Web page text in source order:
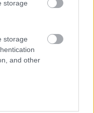
storage
storage
and other
e la possibilità di